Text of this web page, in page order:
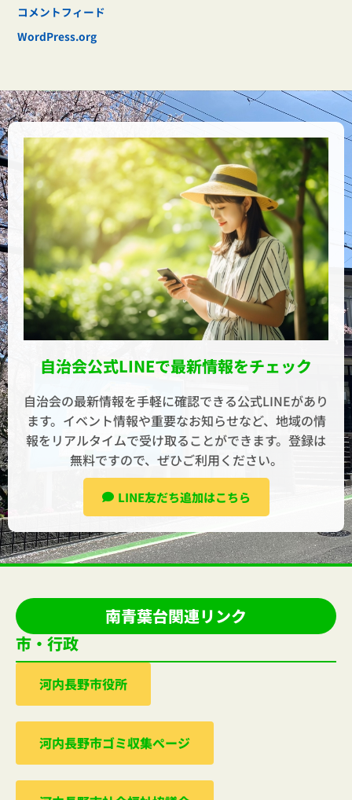
コメントフィード
WordPress.org
自治会公式LINEで最新情報をチェック
自治会の最新情報を手軽に確認できる公式LINEがあり
ます。イベント情報や重要なお知らせなど、地域の情
報をリアルタイムで受け取ることができます。登録は
無料ですので、ぜひご利用ください。
LINE友だち追加はこちら
南青葉台関連リンク
市・行政
河内⻑野市役所
河内⻑野市ゴミ収集ぺージ